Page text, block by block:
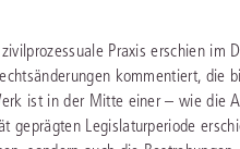
Praxis erschien im
kommentiert, die
ist in der Mitte einer – wie die
geprägten Legislaturperiode